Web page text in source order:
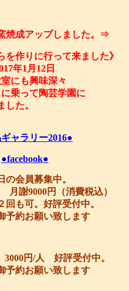
焼成アップしました。⇒
を作りに行って来ました》
年1月12日
にも興味深々
乗って陶芸学園に
てくれました。
ャラリー2016●
●facebook●
の会員募集中。
謝9000円（消費税込）
も可。好評受付中。
予約お願い致します
円/人 好評受付中。
予約お願い致します